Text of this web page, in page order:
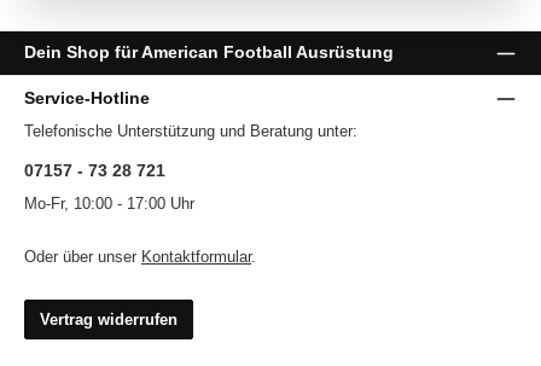
Dein Shop für American Football Ausrüstung
Service-Hotline
Telefonische Unterstützung und Beratung unter:
07157 - 73 28 721
Mo-Fr, 10:00 - 17:00 Uhr
Oder über unser Kontaktformular.
Vertrag widerrufen